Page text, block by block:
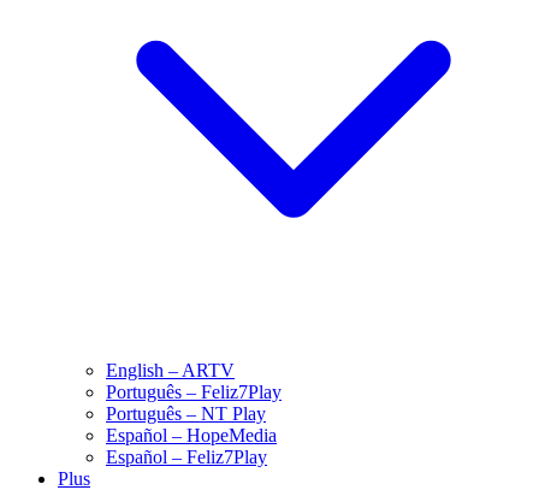
English – ARTV
Português – Feliz7Play
Português – NT Play
Español – HopeMedia
Español – Feliz7Play
Plus